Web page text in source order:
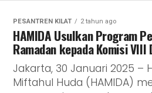
PESANTREN KILAT 2 tahun ago
HAMIDA Usulkan Program
Ramadan kepada Komisi VIII
Jakarta, 30 Januari 2025 –
Miftahul Huda (HAMIDA)